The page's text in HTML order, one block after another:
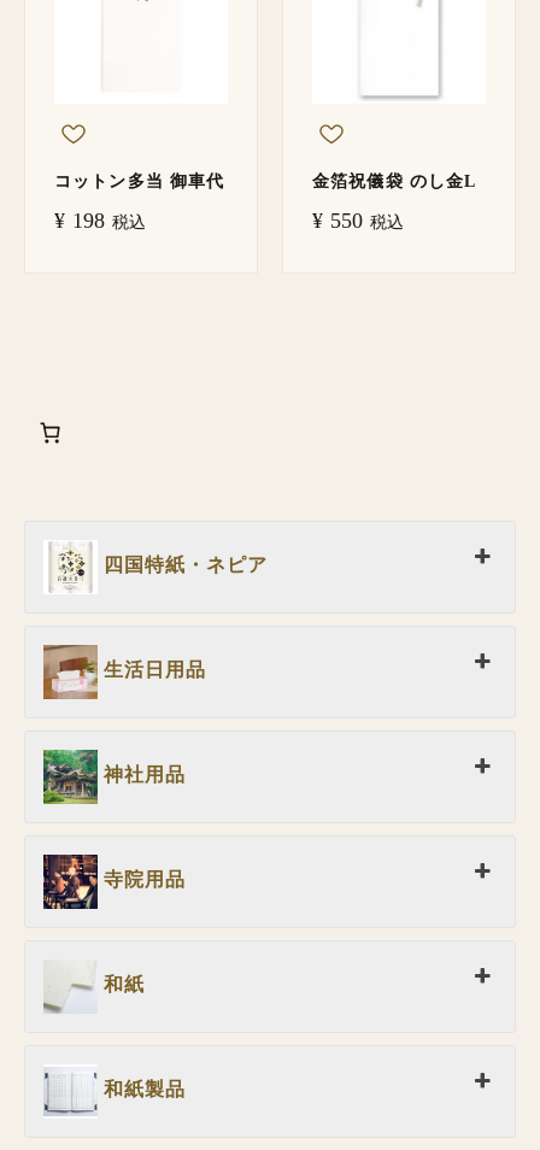
四国特紙・ネピア
生活日用品
神社用品
寺院用品
和紙
和紙製品
コットン多当 御車代
¥ 198 税込
金箔祝儀袋 のし金L
¥ 550 税込